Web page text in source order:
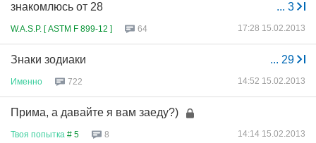
... 3
знакомлюсь от 28
W.A.S.P. [ ASTM F 899-12 ] 64 17:28 15.02.2013
... 29
Знаки зодиаки
Именно 722 14:52 15.02.2013
Прима, а давайте я вам заеду?)
Твоя попытка # 5 8 14:14 15.02.2013